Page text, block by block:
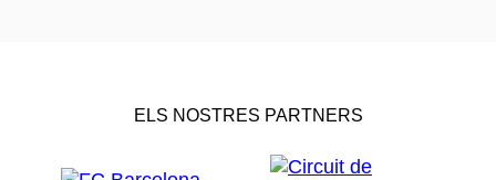
ELS NOSTRES PARTNERS